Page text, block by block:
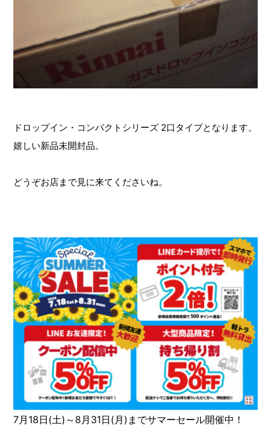
ドロップイン・コンパクトシリーズ 2口タイプとなります。
嬉しい新品未開封品。
どうぞお店まで見に来てくださいね。
7月18日(土)～8月31日(月)までサマーセール開催中！